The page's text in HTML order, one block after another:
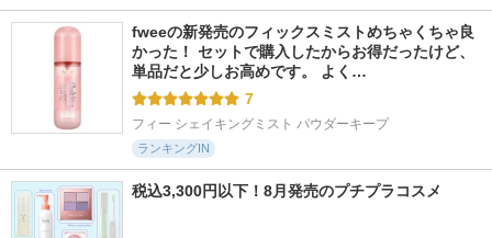
fweeの新発売のフィックスミストめちゃくちゃ良
かった！ セットで購入したからお得だったけど、
単品だと少しお高めです。 よく…
7
フィー シェイキングミスト パウダーキープ
ランキングIN
税込3,300円以下！8月発売のプチプラコスメ